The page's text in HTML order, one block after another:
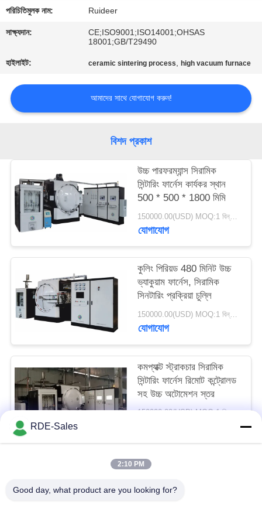
নিয়ন্ত্রণ
সাথে
যোগাযোগ
অনুরোধ
করুন
সাইট
গোপনীয়তা
নীতি
পরিচিতিমুলক নাম: Ruideer
সাক্ষ্যদান:
CE;ISO9001;ISO14001;OHSAS
18001;GB/T29490
হাইলাইট: ceramic sintering process,high vacuum furnace
আমাদের সাথে যোগাযোগ করুন!
বিশদ প্রকাশ
উচ্চ পারফরম্যান্স সিরামিক
সিন্টারিং ফার্নেস কার্যকর স্থান
500 * 500 * 1800 মিমি
150000.00(USD) MOQ:1 বিন্যাস করুন
যোগাযোগ
কুলিং পিরিয়ড 480 মিনিট উচ্চ
ভ্যাকুয়াম ফার্নেস, সিরামিক
সিনটারিং প্রক্রিয়া চুল্লি
150000.00(USD) MOQ:1 বিন্যাস করুন
যোগাযোগ
কমপ্যাক্ট স্ট্রাকচার সিরামিক
সিন্টারিং ফার্নেস রিমোট কন্ট্রোলড
সহ উচ্চ অটোমেশন স্তর
150000.00(USD) MOQ:1 বিন্যাস করুন
RDE-Sales
2:10 PM
Good day, what product are you looking for?